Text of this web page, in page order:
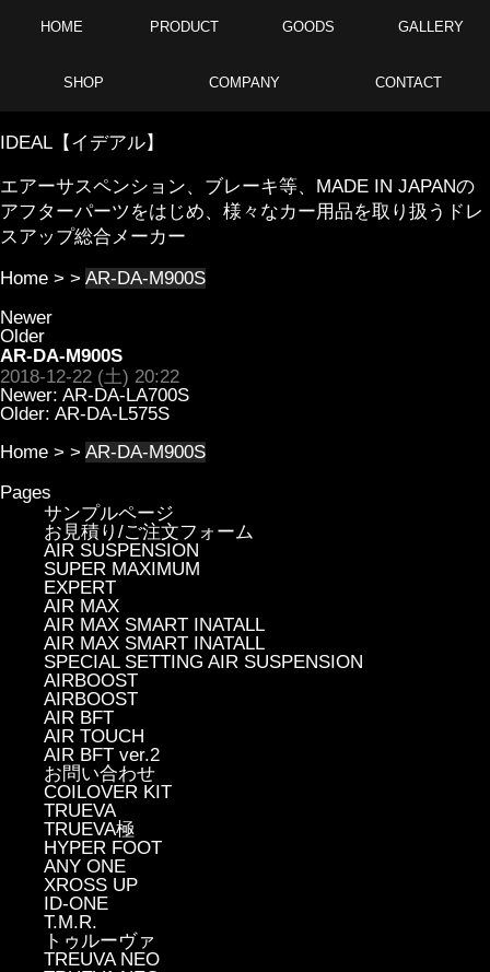
HOME PRODUCT GOODS GALLERY
SHOP COMPANY CONTACT
IDEAL【イデアル】
エアーサスペンション、ブレーキ等、MADE IN JAPANの
アフターパーツをはじめ、様々なカー用品を取り扱うドレ
スアップ総合メーカー
Home > > AR-DA-M900S
Newer
Older
AR-DA-M900S
2018-12-22 (土) 20:22
Newer: AR-DA-LA700S
Older: AR-DA-L575S
Home > > AR-DA-M900S
Pages
サンプルページ
お見積り/ご注文フォーム
AIR SUSPENSION
SUPER MAXIMUM
EXPERT
AIR MAX
AIR MAX SMART INATALL
AIR MAX SMART INATALL
SPECIAL SETTING AIR SUSPENSION
AIRBOOST
AIRBOOST
AIR BFT
AIR TOUCH
AIR BFT ver.2
お問い合わせ
COILOVER KIT
TRUEVA
TRUEVA極
HYPER FOOT
ANY ONE
XROSS UP
ID-ONE
T.M.R.
トゥルーヴァ
TREUVA NEO